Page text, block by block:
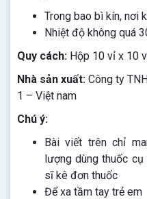
Trong bao bì kín, nơi
Nhiệt độ không quá
Quy cách: Hộp 10 vỉ x 10
Nhà sản xuất: Công ty
1 – Việt nam
Chú ý:
Bài viết trên chỉ
lượng dùng thuốc
sĩ kê đơn thuốc
Để xa tầm tay trẻ em